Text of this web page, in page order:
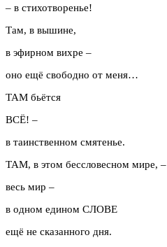
– в стихотворенье!
Там, в вышине,
в эфирном вихре –
оно ещё свободно от меня…
ТАМ бьётся
ВСЁ! –
в таинственном смятенье.
ТАМ, в этом бессловесном мире, –
весь мир –
в одном едином СЛОВЕ
ещё не сказанного дня.